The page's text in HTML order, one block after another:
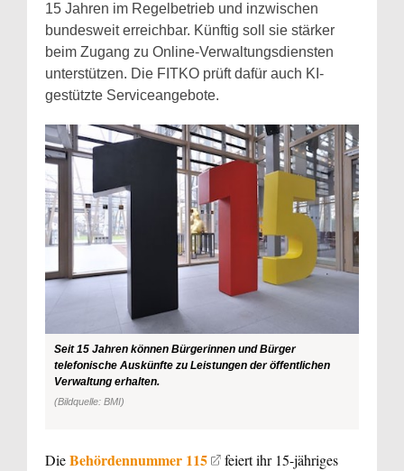
15 Jahren im Regelbetrieb und inzwischen
bundesweit erreichbar. Künftig soll sie stärker
beim Zugang zu Online-Verwaltungsdiensten
unterstützen. Die FITKO prüft dafür auch KI-
gestützte Serviceangebote.
Seit 15 Jahren können Bürgerinnen und Bürger
telefonische Auskünfte zu Leistungen der öffentlichen
Verwaltung erhalten.
(Bildquelle: BMI)
DieBehördennummer 115
feiert ihr 15-jähriges